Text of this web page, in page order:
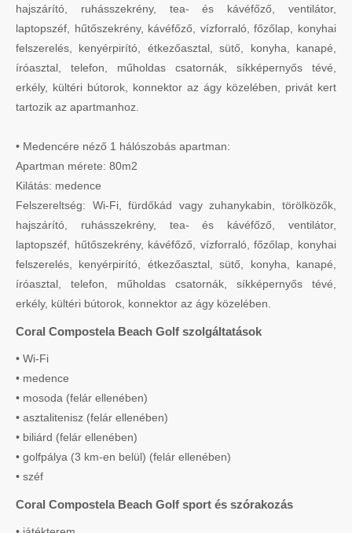
hajszárító, ruhásszekrény, tea- és kávéfőző, ventilátor,
laptopszéf, hűtőszekrény, kávéfőző, vízforraló, főzőlap, konyhai
felszerelés, kenyérpirító, étkezőasztal, sütő, konyha, kanapé,
íróasztal, telefon, műholdas csatornák, síkképernyős tévé,
erkély, kültéri bútorok, konnektor az ágy közelében, privát kert
tartozik az apartmanhoz.
• Medencére néző 1 hálószobás apartman:
Apartman mérete: 80m2
Kilátás: medence
Felszereltség: Wi-Fi, fürdőkád vagy zuhanykabin, törölközők,
hajszárító, ruhásszekrény, tea- és kávéfőző, ventilátor,
laptopszéf, hűtőszekrény, kávéfőző, vízforraló, főzőlap, konyhai
felszerelés, kenyérpirító, étkezőasztal, sütő, konyha, kanapé,
íróasztal, telefon, műholdas csatornák, síkképernyős tévé,
erkély, kültéri bútorok, konnektor az ágy közelében.
Coral Compostela Beach Golf szolgáltatások
• Wi-Fi
• medence
• mosoda (felár ellenében)
• asztalitenisz (felár ellenében)
• biliárd (felár ellenében)
• golfpálya (3 km-en belül) (felár ellenében)
• széf
Coral Compostela Beach Golf sport és szórakozás